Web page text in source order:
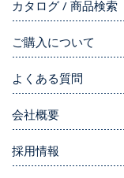
カタログ / 商品検索
ご購入について
よくある質問
会社概要
採用情報